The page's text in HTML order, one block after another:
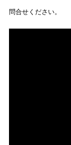
問合せください。